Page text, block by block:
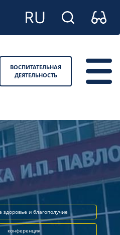
ВОСПИТАТЕЛЬНАЯ
ДЕЯТЕЛЬНОСТЬ
здоровье и благополучие
конференция